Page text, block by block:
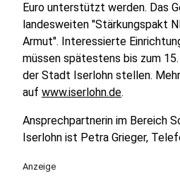
Euro unterstützt werden. Das
landesweiten "Stärkungspakt
Armut". Interessierte
müssen spätestens bis zum
der Stadt Iserlohn stellen.
auf www.iserlohn.de.
Ansprechpartnerin im Bereich
Iserlohn ist Petra Grieger,
Anzeige